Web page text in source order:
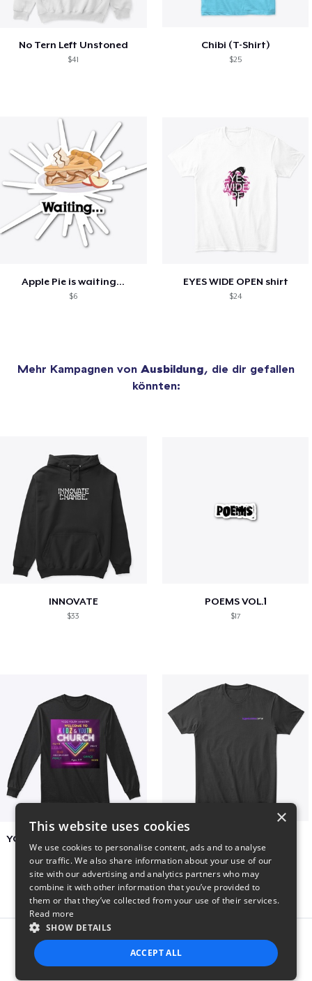
No Tern Left Unstoned
$41
Chibi (T-Shirt)
$25
Apple Pie is waiting...
$6
EYES WIDE OPEN shirt
$24
Mehr Kampagnen von Ausbildung, die dir gefallen
könnten:
INNOVATE
$33
POEMS VOL.1
$17
YCOG YOUTH VOLUNTEERS
$31 $24
Report this product
×
This website uses cookies
We use cookies to personalise content, ads and to analyse
our traffic. We also share information about your use of our
site with our advertising and analytics partners who may
combine it with other information that you’ve provided to
them or that they’ve collected from your use of their services.
Read more
SHOW DETAILS
ACCEPT ALL